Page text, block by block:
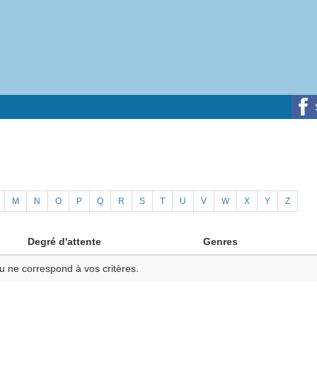
M N O P Q R S T U V W X Y Z
Degré d'attente Genres
ne correspond à vos critères.